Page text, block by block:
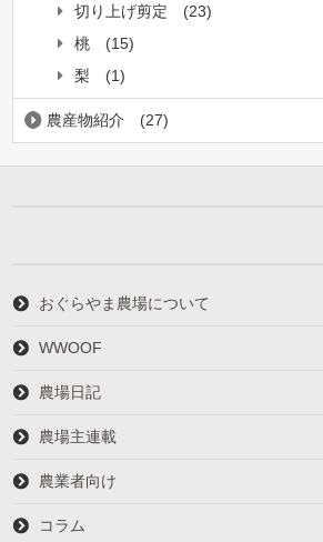
切り上げ剪定
(23)
桃
(15)
梨
(1)
農産物紹介 (27)
おぐらやま農場について
WWOOF
農場日記
農場主連載
農業者向け
コラム